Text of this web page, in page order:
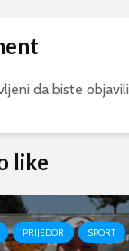
da biste
like
PRIJEDOR SPORT